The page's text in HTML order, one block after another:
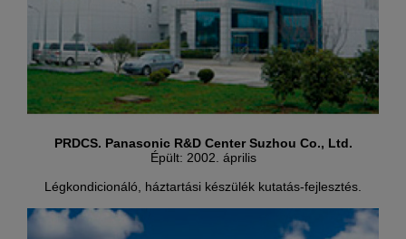
PRDCS. Panasonic R&D Center Suzhou Co., Ltd.
Épült: 2002. április
Légkondicionáló, háztartási készülék kutatás-fejlesztés.